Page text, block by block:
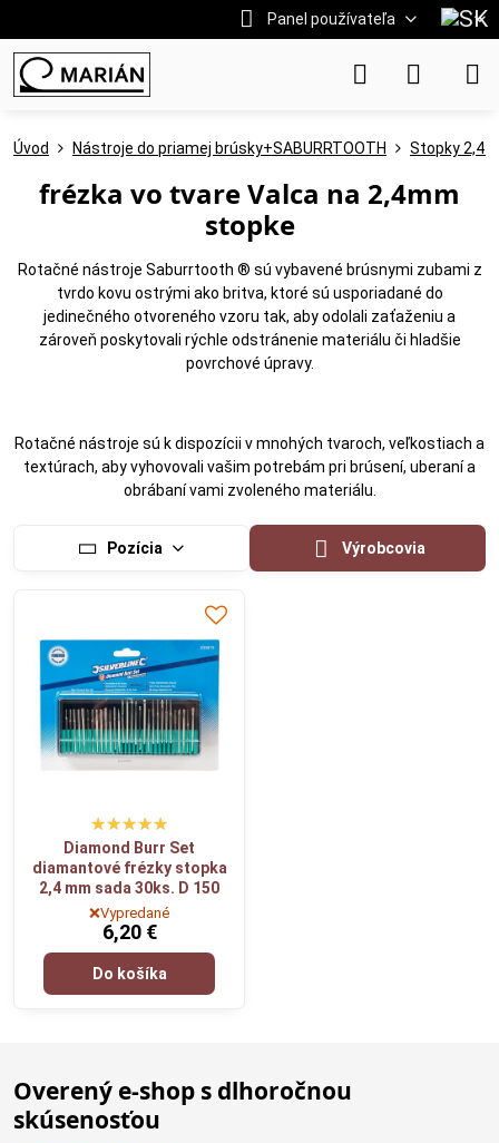
Panel používateľa
Úvod Nástroje do priamej brúsky+SABURRTOOTH Stopky 2,4
frézka vo tvare Valca na 2,4mm
stopke
Rotačné nástroje Saburrtooth ® sú vybavené brúsnymi zubami z
tvrdo kovu ostrými ako britva, ktoré sú usporiadané do
jedinečného otvoreného vzoru tak, aby odolali zaťaženiu a
zároveň poskytovali rýchle odstránenie materiálu či hladšie
povrchové úpravy.
Rotačné nástroje sú k dispozícii v mnohých tvaroch, veľkostiach a
textúrach, aby vyhovovali vašim potrebám pri brúsení, uberaní a
obrábaní vami zvoleného materiálu.
Pozícia Výrobcovia
Diamond Burr Set
diamantové frézky stopka
2,4 mm sada 30ks. D 150
❌Vypredané
6,20 €
Do košíka
Overený e-shop s dlhoročnou
skúsenosťou